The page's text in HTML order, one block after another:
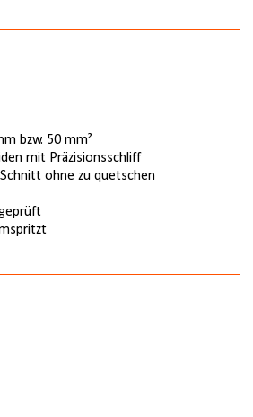
bzw. 50 mm²
mit Präzisionsschliff
ohne zu quetschen